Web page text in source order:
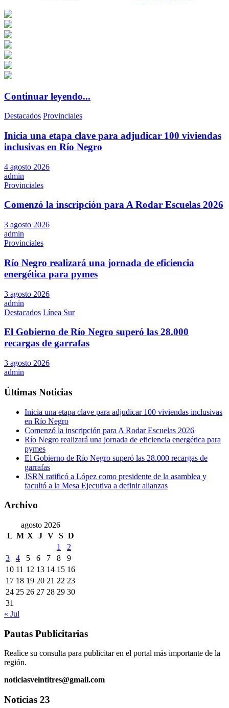
Continuar leyendo...
Destacados Provinciales
Inicia una etapa clave para adjudicar 100 viviendas
inclusivas en Río Negro
4 agosto 2026
admin
Provinciales
Comenzó la inscripción para A Rodar Escuelas 2026
3 agosto 2026
admin
Provinciales
Río Negro realizará una jornada de eficiencia
energética para pymes
3 agosto 2026
admin
Destacados Línea Sur
El Gobierno de Río Negro superó las 28.000
recargas de garrafas
3 agosto 2026
admin
Últimas Noticias
Inicia una etapa clave para adjudicar 100 viviendas inclusivas
en Río Negro
Comenzó la inscripción para A Rodar Escuelas 2026
Río Negro realizará una jornada de eficiencia energética para
pymes
El Gobierno de Río Negro superó las 28.000 recargas de
garrafas
JSRN ratificó a López como presidente de la asamblea y
facultó a la Mesa Ejecutiva a definir alianzas
Archivo
agosto 2026
L M X J V S D
1
2
3
4 5 6 7 8
9
10 11 12 13 14 15 16
17 18 19 20 21 22 23
24 25 26 27 28 29 30
31
« Jul
Pautas Publicitarias
Realice su consulta para publicitar en el portal más importante de la
región.
noticiasveintitres@gmail.com
Noticias 23